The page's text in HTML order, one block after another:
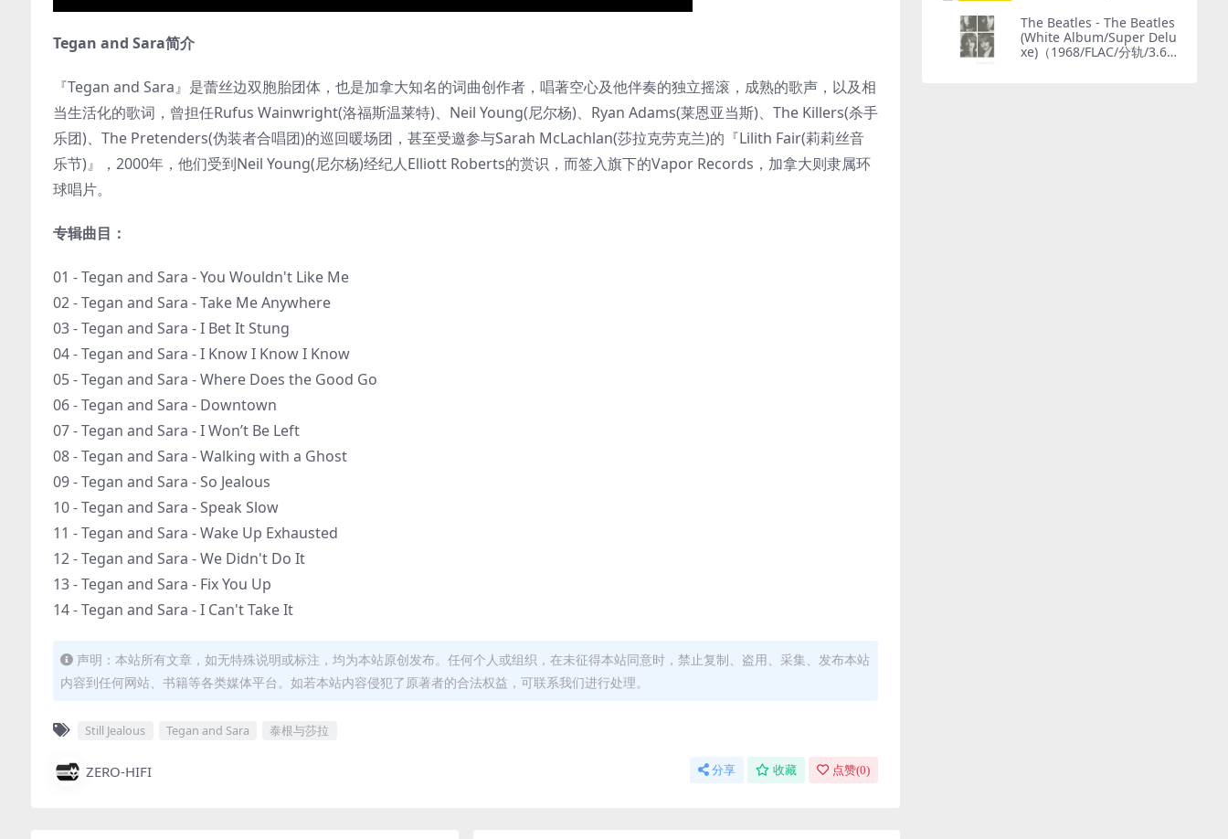
Tegan and Sara简介
『Tegan and Sara』是蕾丝边双胞胎团体，也是加拿大知名的词曲创作者，唱著空心及他伴奏的独立摇滚，成熟的歌声，以及相
当生活化的歌词，曾担任Rufus Wainwright(洛福斯温莱特)、Neil Young(尼尔杨)、Ryan Adams(莱恩亚当斯)、The Killers(杀手
乐团)、The Pretenders(伪装者合唱团)的巡回暖场团，甚至受邀参与Sarah McLachlan(莎拉克劳克兰)的『Lilith Fair(莉莉丝音
乐节)』，2000年，他们受到Neil Young(尼尔杨)经纪人Elliott Roberts的赏识，而签入旗下的Vapor Records，加拿大则隶属环
球唱片。
专辑曲目：
01 - Tegan and Sara - You Wouldn't Like Me
02 - Tegan and Sara - Take Me Anywhere
03 - Tegan and Sara - I Bet It Stung
04 - Tegan and Sara - I Know I Know I Know
05 - Tegan and Sara - Where Does the Good Go
06 - Tegan and Sara - Downtown
07 - Tegan and Sara - I Won’t Be Left
08 - Tegan and Sara - Walking with a Ghost
09 - Tegan and Sara - So Jealous
10 - Tegan and Sara - Speak Slow
11 - Tegan and Sara - Wake Up Exhausted
12 - Tegan and Sara - We Didn't Do It
13 - Tegan and Sara - Fix You Up
14 - Tegan and Sara - I Can't Take It
声明：本站所有文章，如无特殊说明或标注，均为本站原创发布。任何个人或组织，在未征得本站同意时，禁止复制、盗用、采集、发布本站
内容到任何网站、书籍等各类媒体平台。如若本站内容侵犯了原著者的合法权益，可联系我们进行处理。
Still Jealous Tegan and Sara 泰根与莎拉
ZERO-HIFI 分享 收藏 点赞(0)
The Beatles - The Beatles
(White Album/Super Delu
xe)（1968/FLAC/分轨/3.69